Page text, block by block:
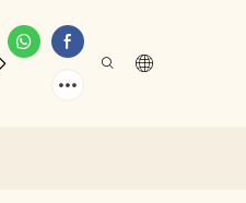
À PROPOS DE NOUS